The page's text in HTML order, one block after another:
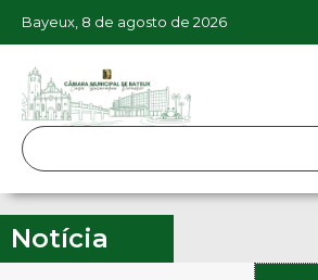
Bayeux, 8 de agosto de 2026
Notícia